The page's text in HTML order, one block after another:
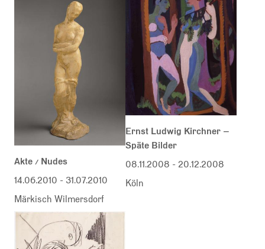
Akte / Nudes
14.06.2010 - 31.07.2010
Märkisch Wilmersdorf
Ernst Ludwig Kirchner –
Späte Bilder
08.11.2008 - 20.12.2008
Köln